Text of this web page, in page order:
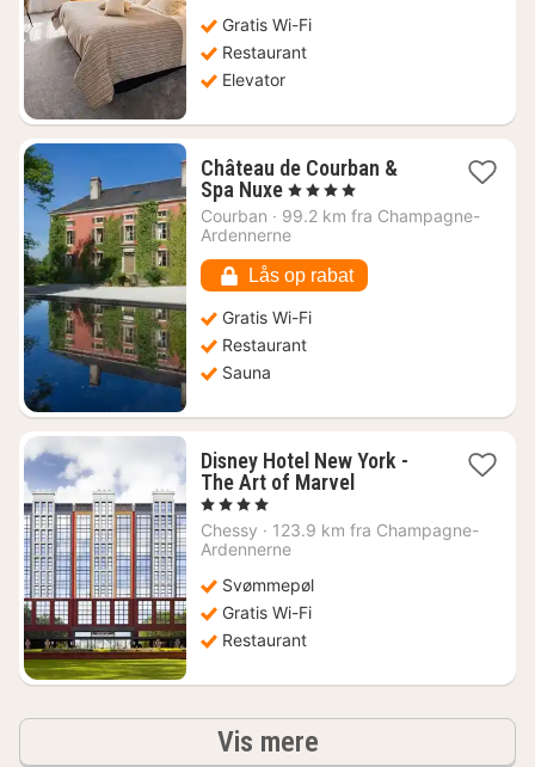
Gratis Wi-Fi
Restaurant
Elevator
Château de Courban &
Spa Nuxe1
nat
fra
kr.
, 4 Stjerner
Courban · 99.2 km fra Champagne-
Ardennerne
Lås op rabat
Gratis Wi-Fi
Restaurant
Sauna
Disney Hotel New York -
The Art of Marvel1
fra
, 4 Stjerner
Chessy · 123.9 km fra Champagne-
Ardennerne
Svømmepøl
Gratis Wi-Fi
Restaurant
Vis mereresultater